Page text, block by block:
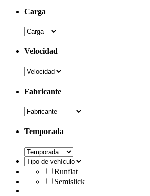
Carga
Velocidad
Fabricante
Temporada
Runflat
Semislick